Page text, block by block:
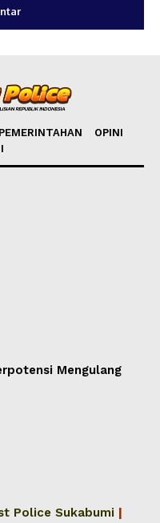
PEMERINTAHAN
OPINI
Mengulang
Police Sukabumi |